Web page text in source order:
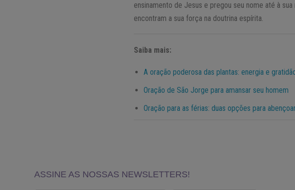
ensinamento de Jesus e pregou seu nome até à
encontram a sua força na doutrina espírita.
Saiba mais:
A oração poderosa das plantas: energia e
Oração de São Jorge para amansar seu homem
Oração para as férias: duas opções para